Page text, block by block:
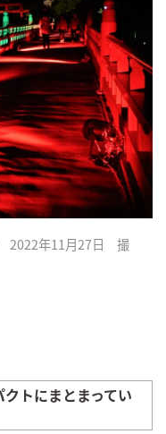
2022年11月27日 撮
トにまとまってい